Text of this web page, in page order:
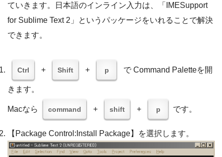
ていきます。日本語のインライン入力は、「IMESupport
for Sublime Text 2」というパッケージをいれることで解決
できます。
Ctrl + Shift + p で Command Paletteを開
きます。
Macなら command + shift + p です。
【Package Control:Install Package】を選択します。